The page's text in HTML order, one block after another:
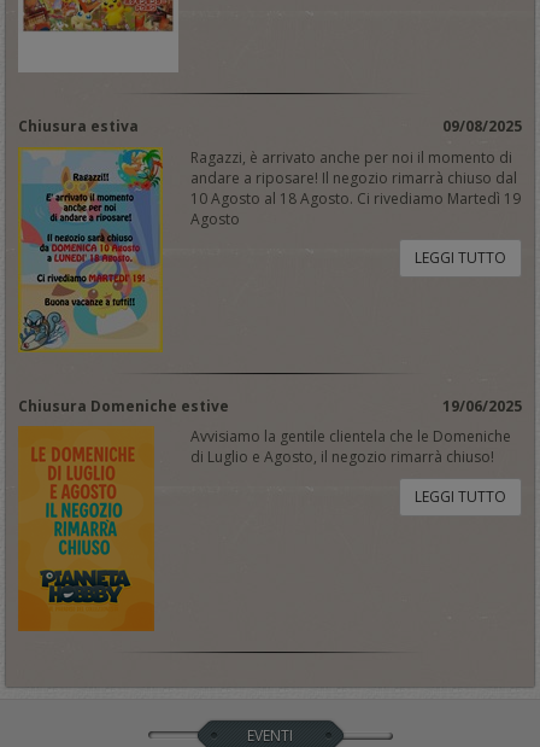
Chiusura estiva
09/08/2025
Ragazzi, è arrivato anche per noi il momento di
andare a riposare! Il negozio rimarrà chiuso dal
10 Agosto al 18 Agosto. Ci rivediamo Martedì 19
Agosto
LEGGI TUTTO
Chiusura Domeniche estive
19/06/2025
Avvisiamo la gentile clientela che le Domeniche
di Luglio e Agosto, il negozio rimarrà chiuso!
LEGGI TUTTO
EVENTI